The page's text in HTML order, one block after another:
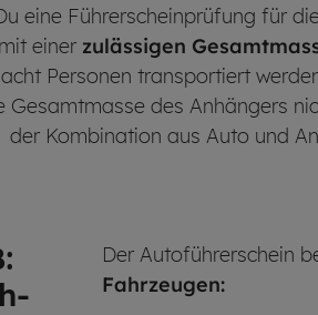
eine Führerscheinprüfung für
einer zulässigen
Personen transportiert
Gesamtmasse des Anhängers
der Kombination aus Auto und
Der Autoführerschein
Fahrzeugen: